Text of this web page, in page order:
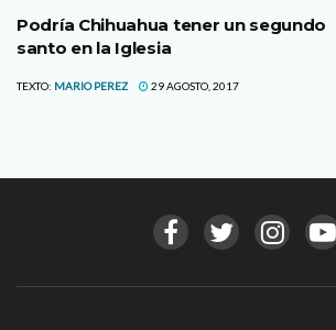
Podría Chihuahua tener un segundo
santo en la Iglesia
TEXTO: MARIO PEREZ 29 AGOSTO, 2017